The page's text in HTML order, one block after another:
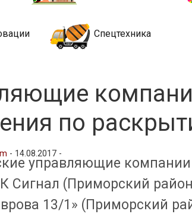
Спецтехника
по
- 14.08.2017 -
управляющие
Сигнал (Приморский
13/1» (Приморский